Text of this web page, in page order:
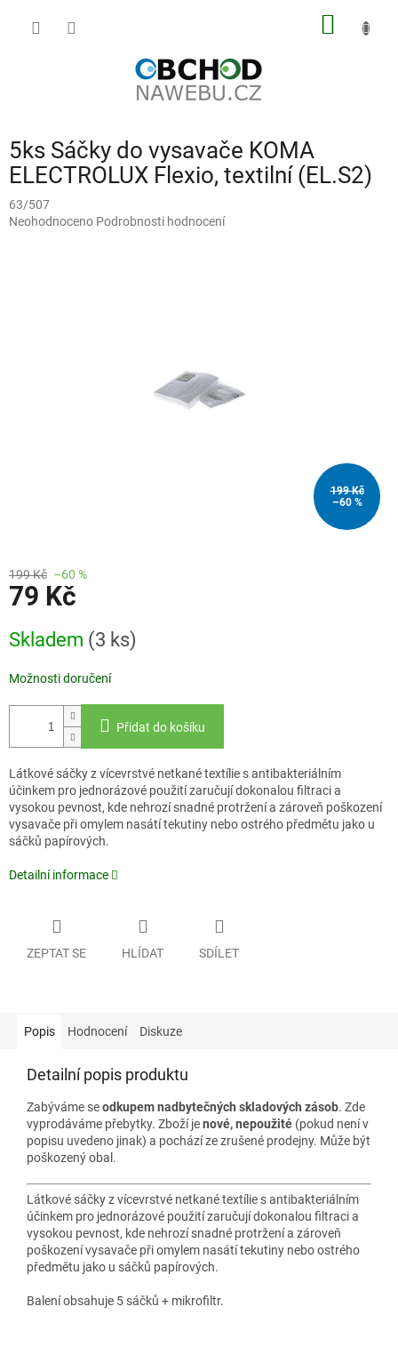
5ks Sáčky do vysavače KOMA
ELECTROLUX Flexio, textilní (EL.S2)
63/507
Průměrné
Neohodnoceno Podrobnosti hodnocení
199 Kč
–60 %
199 Kč –60 %
79 Kč
cena:
Skladem (3 ks)
Možnosti doručení
Přidat do košíku
Látkové sáčky z vícevrstvé netkané textílie s antibakteriálním
účinkem pro jednorázové použití zaručují dokonalou filtraci a
vysokou pevnost, kde nehrozí snadné protržení a zároveň poškození
vysavače při omylem nasátí tekutiny nebo ostrého předmětu jako u
sáčků papírových.
Detailní informace
ZEPTAT SE HLÍDAT SDÍLET
Popis Hodnocení Diskuze
Detailní popis produktu
Zabýváme seodkupem nadbytečných skladových zásob. Zde
vyprodáváme přebytky. Zboží jenové, nepoužité (pokud není v
popisu uvedeno jinak) a pochází ze zrušené prodejny. Může být
poškozený obal.
Látkové sáčky z vícevrstvé netkané textílie s antibakteriálním
účinkem pro jednorázové použití zaručují dokonalou filtraci a
vysokou pevnost, kde nehrozí snadné protržení a zároveň
poškození vysavače při omylem nasátí tekutiny nebo ostrého
předmětu jako u sáčků papírových.
Balení obsahuje 5 sáčků + mikrofiltr.